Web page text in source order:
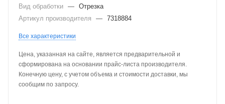
Вид обработки — Отрезка
Артикул производителя
— 7318884
Все характеристики
Цена, указанная на сайте, является предварительной и
сформирована на основании прайс-листа производителя.
Конечную цену, с учетом объема и стоимости доставки, мы
сообщим по запросу.